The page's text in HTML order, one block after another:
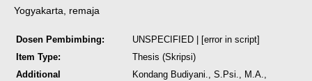
Yogyakarta, remaja
Dosen Pembimbing:
UNSPECIFIED | [error in script]
Item Type:
Thesis (Skripsi)
Additional
Kondang Budiyani., S.Psi., M.A.,